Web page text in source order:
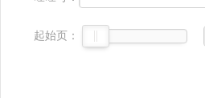
起始页：